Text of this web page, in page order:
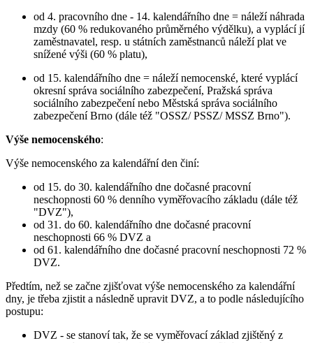
od 4. pracovního dne - 14. kalendářního dne = náleží náhrada
mzdy (60 % redukovaného průměrného výdělku), a vyplácí jí
zaměstnavatel, resp. u státních zaměstnanců náleží plat ve
snížené výši (60 % platu),
od 15. kalendářního dne = náleží nemocenské, které vyplácí
okresní správa sociálního zabezpečení, Pražská správa
sociálního zabezpečení nebo Městská správa sociálního
zabezpečení Brno (dále též "OSSZ/ PSSZ/ MSSZ Brno").
Výše nemocenského:
Výše nemocenského za kalendářní den činí:
od 15. do 30. kalendářního dne dočasné pracovní
neschopnosti 60 % denního vyměřovacího základu (dále též
"DVZ"),
od 31. do 60. kalendářního dne dočasné pracovní
neschopnosti 66 % DVZ a
od 61. kalendářního dne dočasné pracovní neschopnosti 72 %
DVZ.
Předtím, než se začne zjišťovat výše nemocenského za kalendářní
dny, je třeba zjistit a následně upravit DVZ, a to podle následujícího
postupu:
DVZ - se stanoví tak, že se vyměřovací základ zjištěný z